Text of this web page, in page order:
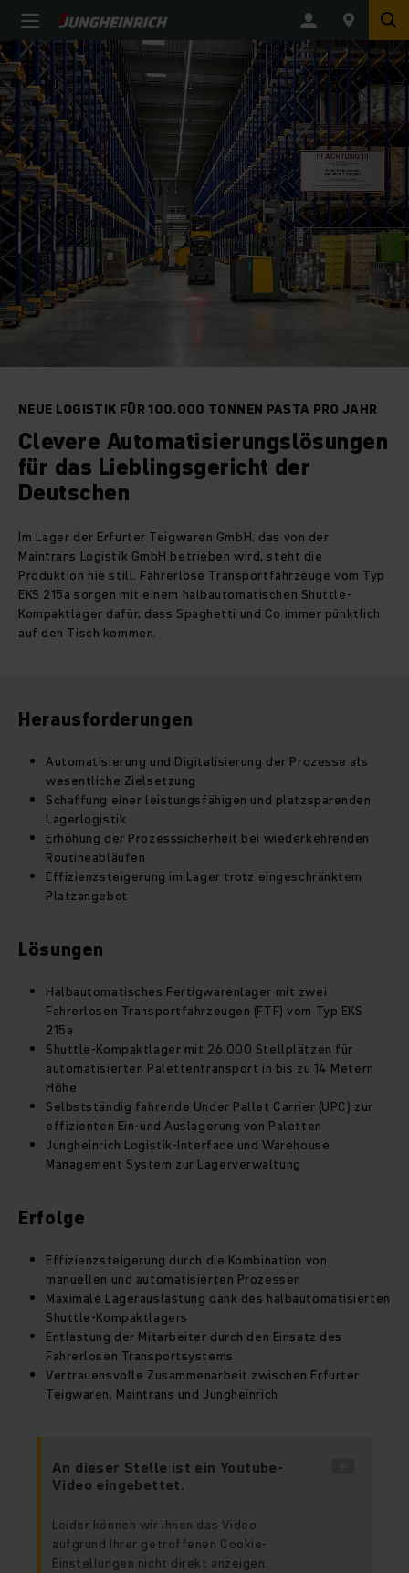
NEUE LOGISTIK FÜR 100.000 TONNEN PASTA PRO JAHR
Clevere Automatisierungslösungen
für das Lieblingsgericht der
Deutschen
Im Lager der Erfurter Teigwaren GmbH, das von der
Maintrans Logistik GmbH betrieben wird, steht die
Produktion nie still. Fahrerlose Transportfahrzeuge vom Typ
EKS 215a sorgen mit einem halbautomatischen Shuttle-
Kompaktlager dafür, dass Spaghetti und Co immer pünktlich
auf den Tisch kommen.
Herausforderungen
Automatisierung und Digitalisierung der Prozesse als
wesentliche Zielsetzung
Schaffung einer leistungsfähigen und platzsparenden
Lagerlogistik
Erhöhung der Prozesssicherheit bei wiederkehrenden
Routineabläufen
Effizienzsteigerung im Lager trotz eingeschränktem
Platzangebot
Lösungen
Halbautomatisches Fertigwarenlager mit zwei
Fahrerlosen Transportfahrzeugen (FTF) vom Typ EKS
215a
Shuttle-Kompaktlager mit 26.000 Stellplätzen für
automatisierten Palettentransport in bis zu 14 Metern
Höhe
Selbstständig fahrende Under Pallet Carrier (UPC) zur
effizienten Ein-und Auslagerung von Paletten
Jungheinrich Logistik-Interface und Warehouse
Management System zur Lagerverwaltung
Erfolge
Effizienzsteigerung durch die Kombination von
manuellen und automatisierten Prozessen
Maximale Lagerauslastung dank des halbautomatisierten
Shuttle-Kompaktlagers
Entlastung der Mitarbeiter durch den Einsatz des
Fahrerlosen Transportsystems
Vertrauensvolle Zusammenarbeit zwischen Erfurter
Teigwaren, Maintrans und Jungheinrich
An dieser Stelle ist ein Youtube-
Video eingebettet.
Leider können wir Ihnen das Video
aufgrund Ihrer getroffenen Cookie-
Einstellungen nicht direkt anzeigen.